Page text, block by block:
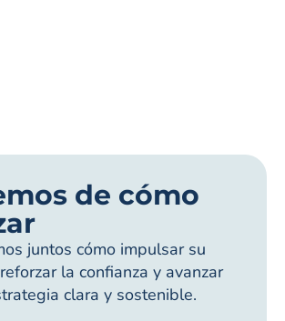
de cómo
juntos cómo impulsar su
la confianza y avanzar
clara y sostenible.